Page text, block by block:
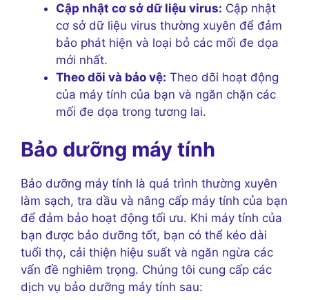
Cập nhật cơ sở dữ liệu virus: Cập nhật
cơ sở dữ liệu virus thường xuyên để đảm
bảo phát hiện và loại bỏ các mối đe dọa
mới nhất.
Theo dõi và bảo vệ: Theo dõi hoạt động
của máy tính của bạn và ngăn chặn các
mối đe dọa trong tương lai.
Bảo dưỡng máy tính
Bảo dưỡng máy tính là quá trình thường xuyên
làm sạch, tra dầu và nâng cấp máy tính của bạn
để đảm bảo hoạt động tối ưu. Khi máy tính của
bạn được bảo dưỡng tốt, bạn có thể kéo dài
tuổi thọ, cải thiện hiệu suất và ngăn ngừa các
vấn đề nghiêm trọng. Chúng tôi cung cấp các
dịch vụ bảo dưỡng máy tính sau: